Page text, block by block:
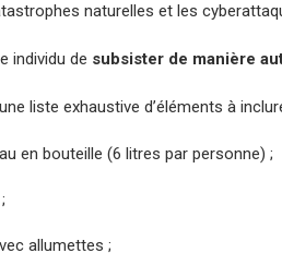
naturelles et les
individu de subsister de manière
liste exhaustive d’éléments à
en bouteille (6 litres par personne) ;
allumettes ;